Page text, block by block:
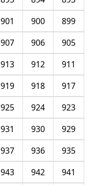
899
900
901
905
906
907
911
912
913
917
918
919
923
924
925
929
930
931
935
936
937
941
942
943